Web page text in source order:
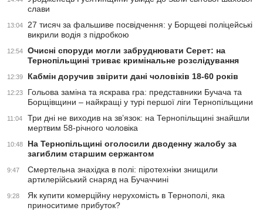
слави
13:04
27 тисяч за фальшиве посвідчення: у Борщеві поліцейські
викрили водія з підробкою
12:54
Очисні споруди могли забруднювати Серет: на
Тернопільщині триває кримінальне розслідування
12:39 Кабмін доручив звірити дані чоловіків 18-60 років
12:23
Гольова заміна та яскрава гра: представники Бучача та
Борщівщини – найкращі у турі першої ліги Тернопільщини
11:04
Три дні не виходив на зв’язок: на Тернопільщині знайшли
мертвим 58-річного чоловіка
10:48
На Тернопільщині оголосили дводенну жалобу за
загиблим старшим сержантом
9:47
Смертельна знахідка в полі: піротехніки знищили
артилерійський снаряд на Бучаччині
9:28
Як купити комерційну нерухомість в Тернополі, яка
приноситиме прибуток?